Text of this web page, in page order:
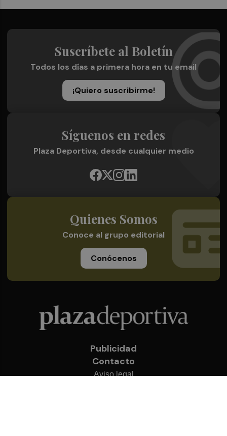
Suscríbete al Boletín
Todos los días a primera hora en tu email
¡Quiero suscribirme!
Síguenos en redes
Plaza Deportiva, desde cualquier medio
Quienes Somos
Conoce al grupo editorial
Conócenos
Publicidad
Contacto
Aviso legal